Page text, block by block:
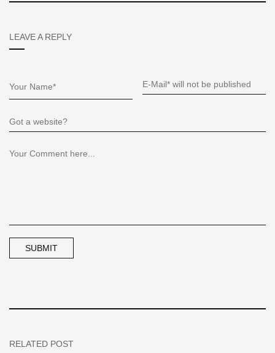
LEAVE A REPLY
RELATED POST